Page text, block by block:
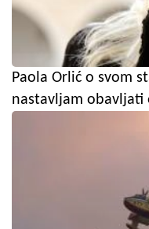
Paola Orlić o svom
nastavljam